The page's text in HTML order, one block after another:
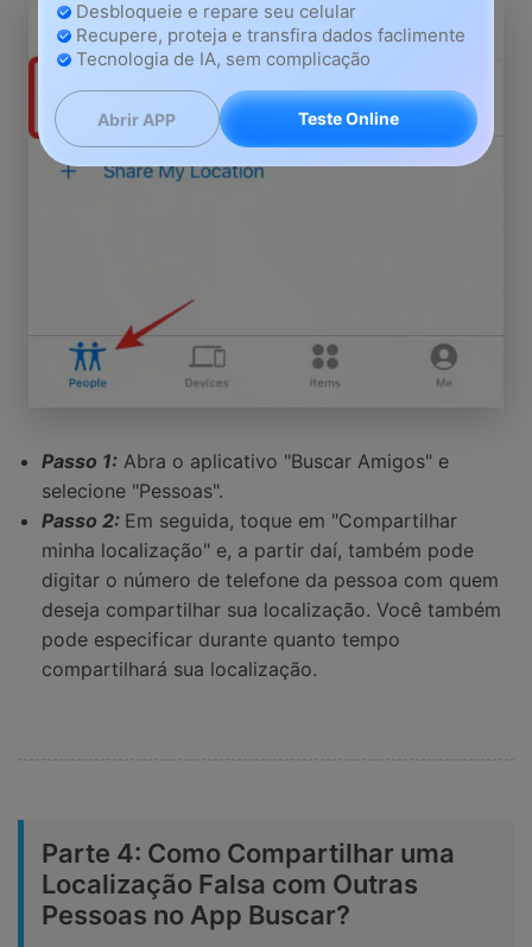
Desbloqueie e repare seu celular
Recupere, proteja e transfira dados faclimente
Tecnologia de IA, sem complicação
Abrir APP Teste Online
Passo 1: Abra o aplicativo "Buscar Amigos" e
selecione "Pessoas".
Passo 2: Em seguida, toque em "Compartilhar
minha localização" e, a partir daí, também pode
digitar o número de telefone da pessoa com quem
deseja compartilhar sua localização. Você também
pode especificar durante quanto tempo
compartilhará sua localização.
Parte 4: Como Compartilhar uma
Localização Falsa com Outras
Pessoas no App Buscar?